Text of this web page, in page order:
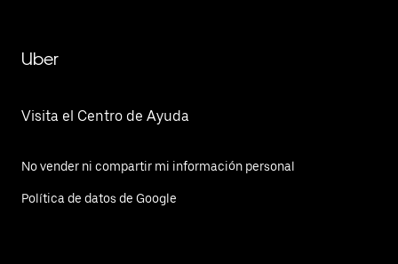
Uber
Visita el Centro de Ayuda
No vender ni compartir mi información personal
Política de datos de Google